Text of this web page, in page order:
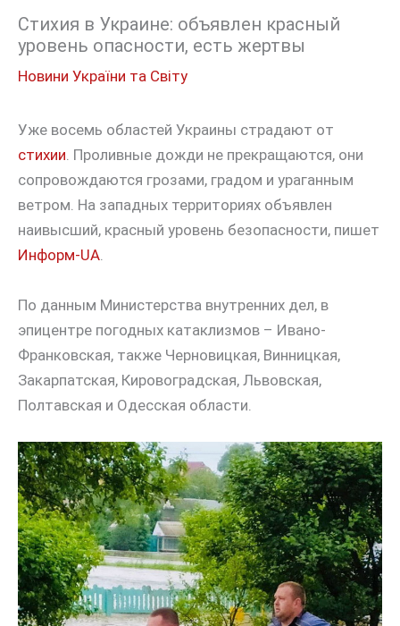
Стихия в Украине: объявлен красный
уровень опасности, есть жертвы
Новини України та Світу
Уже восемь областей Украины страдают от
стихии. Проливные дожди не прекращаются, они
сопровождаются грозами, градом и ураганным
ветром. На западных территориях объявлен
наивысший, красный уровень безопасности, пишет
Информ-UA.
По данным Министерства внутренних дел, в
эпицентре погодных катаклизмов – Ивано-
Франковская, также Черновицкая, Винницкая,
Закарпатская, Кировоградская, Львовская,
Полтавская и Одесская области.